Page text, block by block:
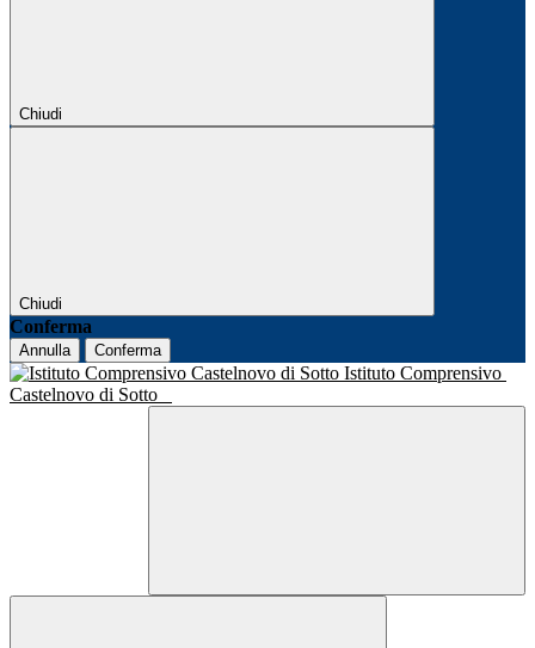
Chiudi
Chiudi
Conferma
Annulla Conferma
Istituto Comprensivo
Castelnovo di Sotto